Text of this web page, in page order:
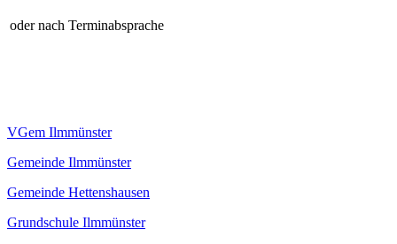
oder nach Terminabsprache
VGem Ilmmünster
Gemeinde Ilmmünster
Gemeinde Hettenshausen
Grundschule Ilmmünster